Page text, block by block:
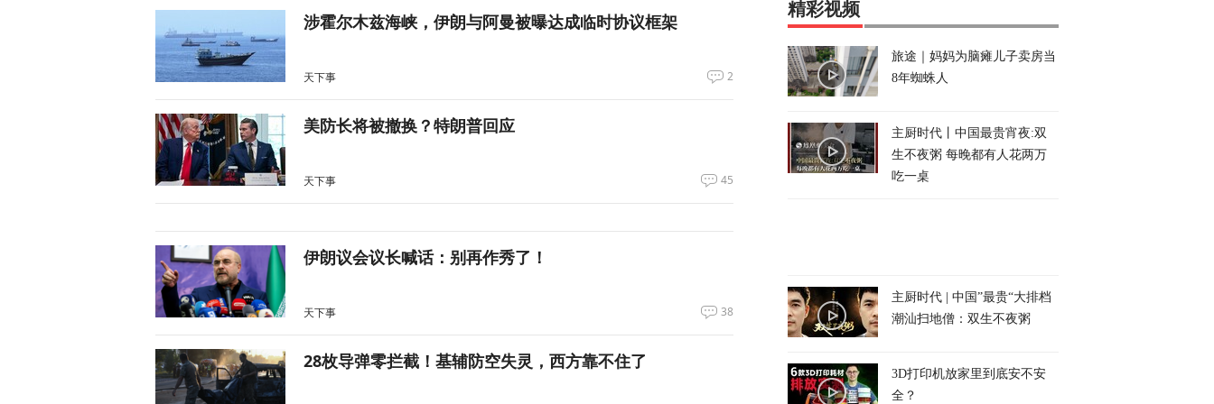
涉霍尔木兹海峡，伊朗与阿曼被曝达成临时协议框架
天下事 2
美防长将被撤换？特朗普回应
天下事 45
伊朗议会议长喊话：别再作秀了！
天下事 38
28枚导弹零拦截！基辅防空失灵，西方靠不住了
精彩视频
旅途｜妈妈为脑瘫儿子卖房当
8年蜘蛛人
主厨时代丨中国最贵宵夜:双
生不夜粥 每晚都有人花两万
吃一桌
主厨时代 | 中国”最贵“大排档
潮汕扫地僧：双生不夜粥
3D打印机放家里到底安不安
全？